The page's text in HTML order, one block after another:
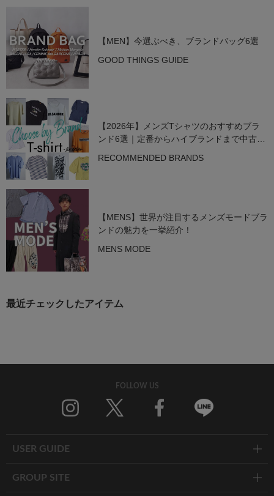
【MEN】今選ぶべき、ブランドバッグ6選
GOOD THINGS GUIDE
【2026年】メンズTシャツのおすすめブラ
ンド6選｜定番からハイブランドまで中古で
RECOMMENDED BRANDS
【MENS】世界が注目するメンズモードブラ
ンドの魅力を一挙紹介！
MENS MODE
最近チェックしたアイテム
FOLLOW US
USER GUIDE
GROUP SITE